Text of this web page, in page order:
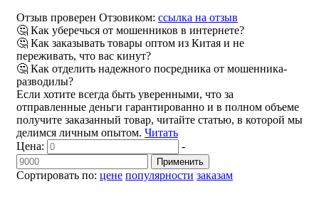
Отзыв проверен Отзовиком: ссылка на отзыв
🤔 Как уберечься от мошенников в интернете?
🤔 Как заказывать товары оптом из Китая и не
переживать, что вас кинут?
🤔 Как отделить надежного посредника от мошенника-
разводилы?
Если хотите всегда быть уверенными, что за
отправленные деньги гарантированно и в полном объеме
получите заказанный товар, читайте статью, в которой мы
делимся личным опытом. Читать
Сортировать по: цене популярности заказам
Цена: -
Применить